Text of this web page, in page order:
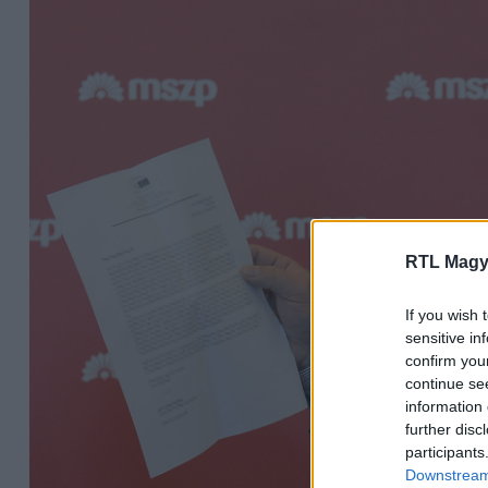
RTL
If you wish
sensitive
confirm
continue
information
further